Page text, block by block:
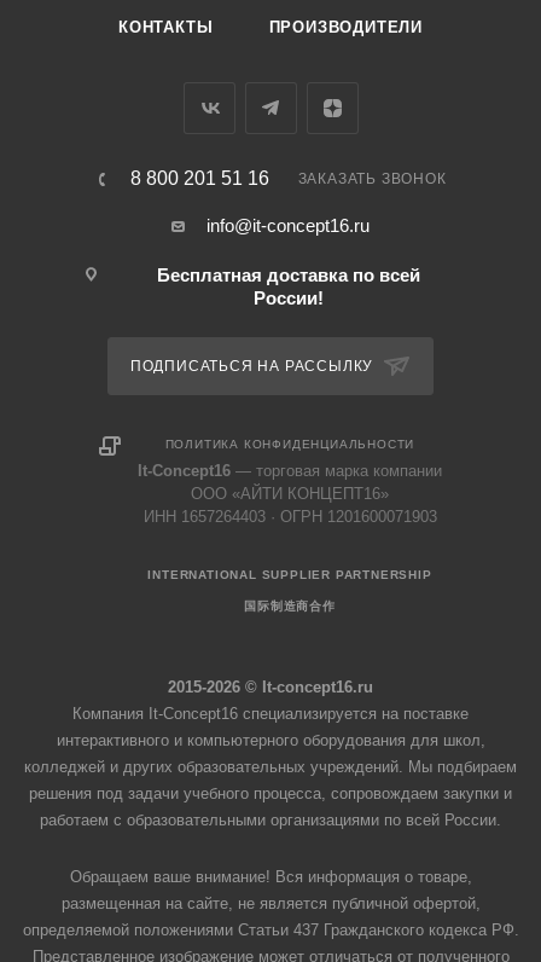
КОНТАКТЫ ПРОИЗВОДИТЕЛИ
8 800 201 51 16 ЗАКАЗАТЬ ЗВОНОК
info@it-concept16.ru
Бесплатная доставка по всей
России!
ПОДПИСАТЬСЯ НА РАССЫЛКУ
ПОЛИТИКА КОНФИДЕНЦИАЛЬНОСТИ
It-Concept16 — торговая марка компании
ООО «АЙТИ КОНЦЕПТ16»
ИНН 1657264403 · ОГРН 1201600071903
INTERNATIONAL SUPPLIER PARTNERSHIP
国际制造商合作
2015-2026 © It-concept16.ru
Компания It-Concept16 специализируется на поставке
интерактивного и компьютерного оборудования для школ,
колледжей и других образовательных учреждений. Мы подбираем
решения под задачи учебного процесса, сопровождаем закупки и
работаем с образовательными организациями по всей России.
Обращаем ваше внимание! Вся информация о товаре,
размещенная на сайте, не является публичной офертой,
определяемой положениями Статьи 437 Гражданского кодекса РФ.
Представленное изображение может отличаться от полученного